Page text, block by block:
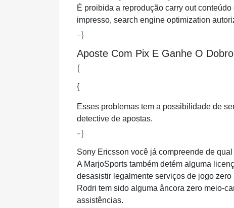
É proibida a reprodução carry out
impresso, search engine optimization
-}
Aposte Com Pix E Ganhe O
{
{
Esses problemas tem a possibilidade de
detective de apostas.
-}
Sony Ericsson você já compreende de
A MarjoSports também detém alguma
desasistir legalmente serviços de jogo zero
Rodri tem sido alguma âncora zero meio-
assistências.